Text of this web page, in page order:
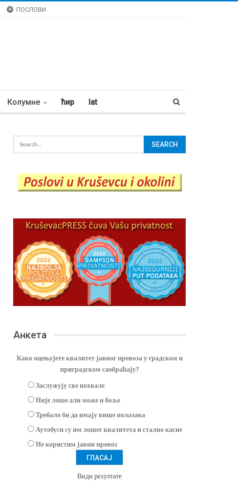
ПОСЛОВИ
Колумне ћир lat
Анкета
Како оцењујете квалитет јавног превоза у градском и
приградском саобраћају?
Заслужују све похвале
Није лоше али може и боље
Требало би да имају више полазака
Аутобуси су им лошег квалитета и стално касне
Не користим јавни превоз
Види резултате